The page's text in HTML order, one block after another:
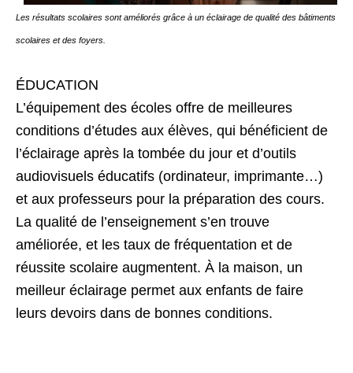
Les résultats scolaires sont améliorés grâce à un éclairage de qualité des bâtiments
scolaires et des foyers.
ÉDUCATION
L’équipement des écoles offre de meilleures
conditions d’études aux élèves, qui bénéficient de
l’éclairage après la tombée du jour et d’outils
audiovisuels éducatifs (ordinateur, imprimante…)
et aux professeurs pour la préparation des cours.
La qualité de l’enseignement s’en trouve
améliorée, et les taux de fréquentation et de
réussite scolaire augmentent. À la maison, un
meilleur éclairage permet aux enfants de faire
leurs devoirs dans de bonnes conditions.